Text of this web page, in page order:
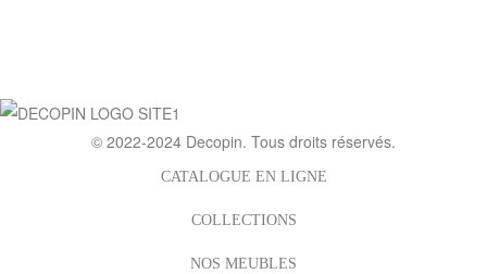
© 2022-2024 Decopin. Tous droits réservés.
CATALOGUE EN LIGNE
COLLECTIONS
NOS MEUBLES